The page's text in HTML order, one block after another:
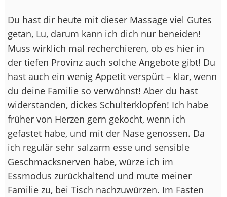
Du hast dir heute mit dieser Massage viel Gutes
getan, Lu, darum kann ich dich nur beneiden!
Muss wirklich mal recherchieren, ob es hier in
der tiefen Provinz auch solche Angebote gibt! Du
hast auch ein wenig Appetit verspürt – klar, wenn
du deine Familie so verwöhnst! Aber du hast
widerstanden, dickes Schulterklopfen! Ich habe
früher von Herzen gern gekocht, wenn ich
gefastet habe, und mit der Nase genossen. Da
ich regulär sehr salzarm esse und sensible
Geschmacksnerven habe, würze ich im
Essmodus zurückhaltend und mute meiner
Familie zu, bei Tisch nachzuwürzen. Im Fasten